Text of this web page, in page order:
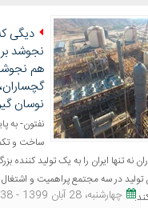
دیگی
نجوشد
هم
نوسان
نفتون- به
ساخت و
تنها ایران را به یک تولید کننده
تولید در سه مجتمع پراهمیت و
چهارشنبه، 28 آبان 1399 - 12:38